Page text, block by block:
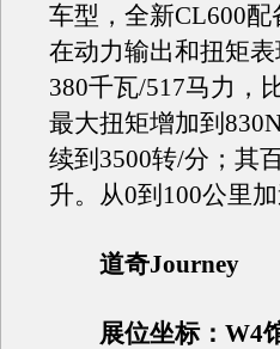
车型，全新CL600
在动力输出和扭矩
380千瓦/517马力，
最大扭矩增加到
续到3500转/分；其
升。从0到100公里
道奇Journey
展位坐标：W4